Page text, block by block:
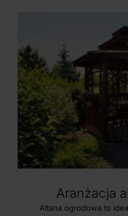
Aranżacja
Altana ogrodowa to